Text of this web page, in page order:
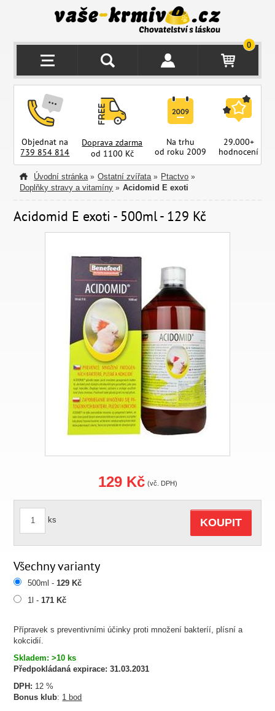
0
Objednat na
739 854 814
Doprava zdarma
od 1100 Kč
Na trhu
od roku 2009
29.000+
hodnocení
Úvodní stránka » Ostatní zvířata » Ptactvo »
Doplňky stravy a vitamíny » Acidomid E exoti
Acidomid E exoti - 500ml - 129 Kč
Přípravek s preventivními účinky proti množení bakteríí, plísní a
kokcidií.
Skladem: >10 ks
Předpokládaná expirace: 31.03.2031
DPH: 12 %
Bonus klub: 1 bod
129 Kč (vč. DPH)
ks KOUPIT
Všechny varianty
500ml -129 Kč
1l -171 Kč